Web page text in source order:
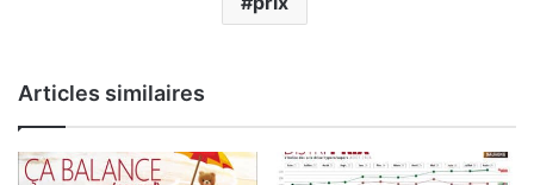
Articles similaires